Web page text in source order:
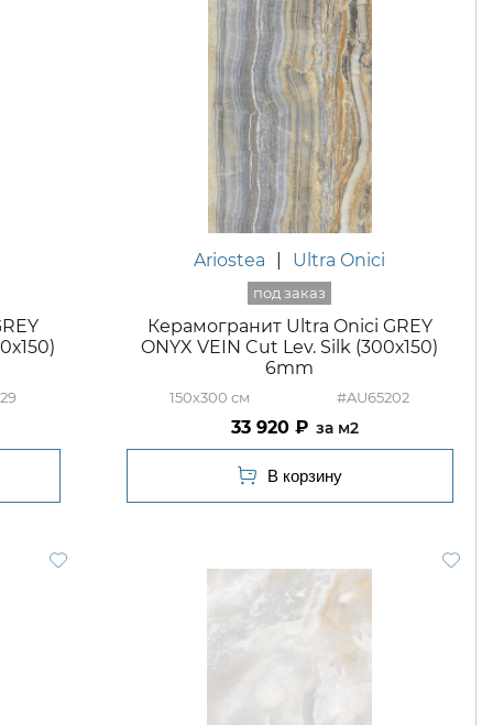
Ariostea Ultra Onici
Керамогранит Ultra Onici GREY
ONYX VEIN Cut Lev. Silk (300х150)
6mm
150x300 #AU65202
33 920 м2